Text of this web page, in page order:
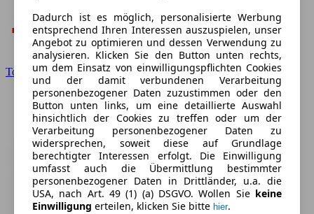
Toyota
Dadurch ist es möglich, personalisierte Werbung
entsprechend Ihren Interessen auszuspielen, unser
Angebot zu optimieren und dessen Verwendung zu
analysieren. Klicken Sie den Button unten rechts,
um dem Einsatz von einwilligungspflichten Cookies
und der damit verbundenen Verarbeitung
personenbezogener Daten zuzustimmen oder den
Button unten links, um eine detaillierte Auswahl
hinsichtlich der Cookies zu treffen oder um der
Verarbeitung personenbezogener Daten zu
widersprechen, soweit diese auf Grundlage
berechtigter Interessen erfolgt. Die Einwilligung
umfasst auch die Übermittlung bestimmter
personenbezogener Daten in Drittländer, u.a. die
USA, nach Art. 49 (1) (a) DSGVO. Wollen Sie keine
Einwilligung erteilen, klicken Sie bitte hier.